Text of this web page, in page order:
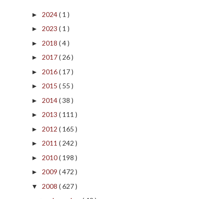
► 2024( 1 )
► 2023 ( 1 )
► 2018 ( 4 )
► 2017( 26 )
► 2016( 17 )
► 2015 ( 55 )
► 2014( 38 )
► 2013 ( 111 )
► 2012 ( 165 )
► 2011 ( 242 )
► 2010( 198 )
► 2009 ( 472 )
▼ 2008 ( 627 )